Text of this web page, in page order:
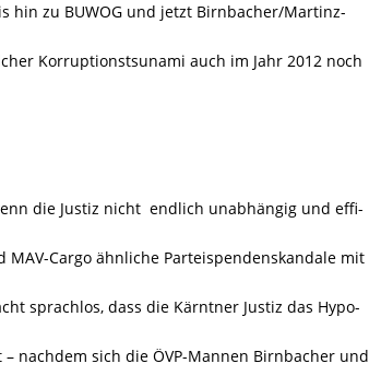
hin zu BUWOG und jetzt Birnbacher/Martinz-
Korruptionstsunami auch im Jahr 2012 noch
die Justiz nicht endlich unabhängig und effi-
Cargo ähnliche Parteispendenskandale mit
sprachlos, dass die Kärntner Justiz das Hypo-
nachdem sich die ÖVP-Mannen Birnbacher und